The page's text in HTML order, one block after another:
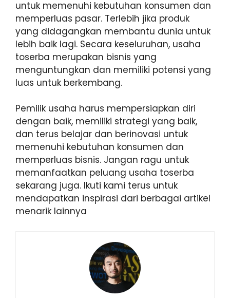
untuk memenuhi kebutuhan konsumen dan
memperluas pasar. Terlebih jika produk
yang didagangkan membantu dunia untuk
lebih baik lagi. Secara keseluruhan, usaha
toserba merupakan bisnis yang
menguntungkan dan memiliki potensi yang
luas untuk berkembang.
Pemilik usaha harus mempersiapkan diri
dengan baik, memiliki strategi yang baik,
dan terus belajar dan berinovasi untuk
memenuhi kebutuhan konsumen dan
memperluas bisnis. Jangan ragu untuk
memanfaatkan peluang usaha toserba
sekarang juga. Ikuti kami terus untuk
mendapatkan inspirasi dari berbagai artikel
menarik lainnya